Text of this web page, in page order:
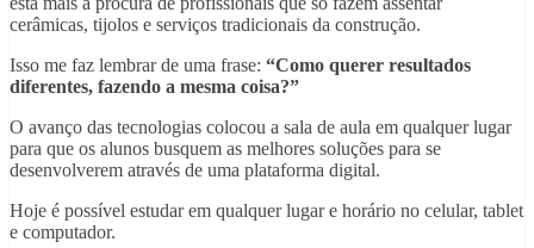
cerâmicas, tijolos e serviços tradicionais da construção.
Isso me faz lembrar de uma frase: “Como querer resultados
diferentes, fazendo a mesma coisa?”
O avanço das tecnologias colocou a sala de aula em qualquer lugar
para que os alunos busquem as melhores soluções para se
desenvolverem através de uma plataforma digital.
Hoje é possível estudar em qualquer lugar e horário no celular, tablet
e computador.